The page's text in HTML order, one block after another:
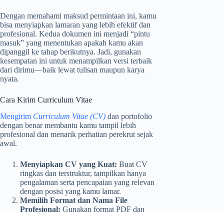
Dengan memahami maksud permintaan ini, kamu
bisa menyiapkan lamaran yang lebih efektif dan
profesional. Kedua dokumen ini menjadi “pintu
masuk” yang menentukan apakah kamu akan
dipanggil ke tahap berikutnya. Jadi, gunakan
kesempatan ini untuk menampilkan versi terbaik
dari dirimu—baik lewat tulisan maupun karya
nyata.
Cara Kirim Curriculum Vitae
Mengirim Curriculum Vitae (CV) dan portofolio
dengan benar membantu kamu tampil lebih
profesional dan menarik perhatian perekrut sejak
awal.
Menyiapkan CV yang Kuat: Buat CV
ringkas dan terstruktur, tampilkan hanya
pengalaman serta pencapaian yang relevan
dengan posisi yang kamu lamar.
Memilih Format dan Nama File
Profesional: Gunakan format PDF dan